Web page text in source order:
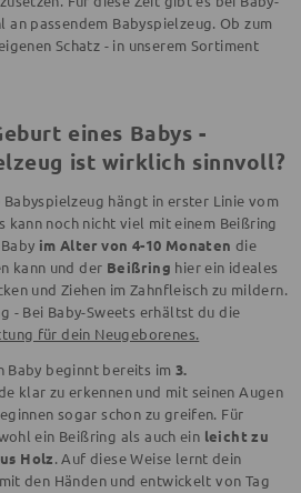
an passendem Babyspielzeug. Ob zum
Schatz - in unserem Sortiment
eines Babys -
ist wirklich sinnvoll?
hängt in erster Linie vom
kann noch nicht viel mit einem Beißring
im Alter von 4-10 Monaten die
kann und der Beißring hier ein ideales
und Ziehen im Zahnfleisch zu mildern.
- Bei Baby-Sweets erhältst du die
für dein Neugeborenes.
beginnt bereits im 3.
klar zu erkennen und mit seinen Augen
sogar schon zu greifen. Für
ein Beißring als auch ein leicht zu
Holz. Auf diese Weise lernt dein
den Händen und entwickelt von Tag